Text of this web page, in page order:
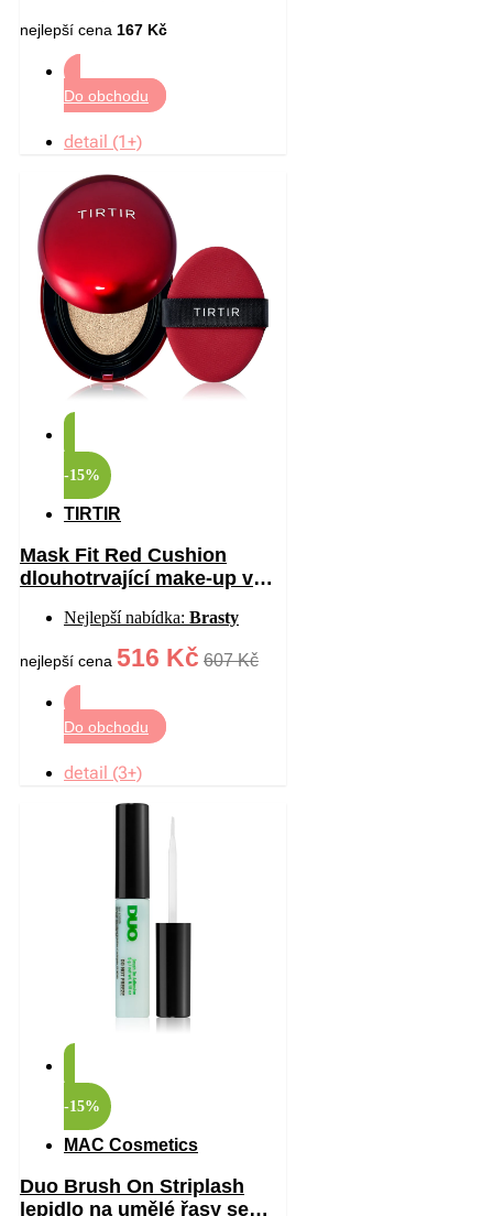
nejlepší cena 167 Kč
Do obchodu
detail (1+)
-15%
TIRTIR
Mask Fit Red Cushion
dlouhotrvající make-up v
ochranou odstín 17W
French Vanilla 18 g
Nejlepší nabídka: Brasty
nejlepší cena 516 Kč 607 Kč
Do obchodu
detail (3+)
-15%
MAC Cosmetics
Duo Brush On Striplash
lepidlo na umělé řasy se